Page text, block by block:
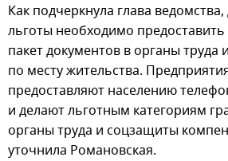
Как подчеркнула глава
льготы необходимо
пакет документов в органы
по месту жительства.
предоставляют населению
и делают льготным категориям
органы труда и соцзащиты
уточнила Романовская.